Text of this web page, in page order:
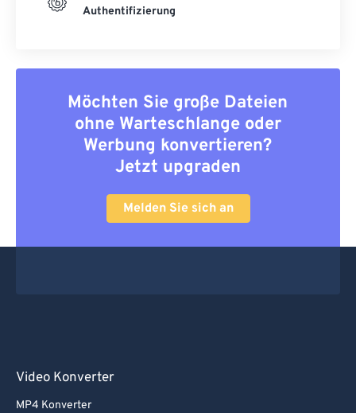
Authentifizierung
Möchten Sie große Dateien
ohne Warteschlange oder
Werbung konvertieren?
Jetzt upgraden
Melden Sie sich an
Video Konverter
MP4 Konverter